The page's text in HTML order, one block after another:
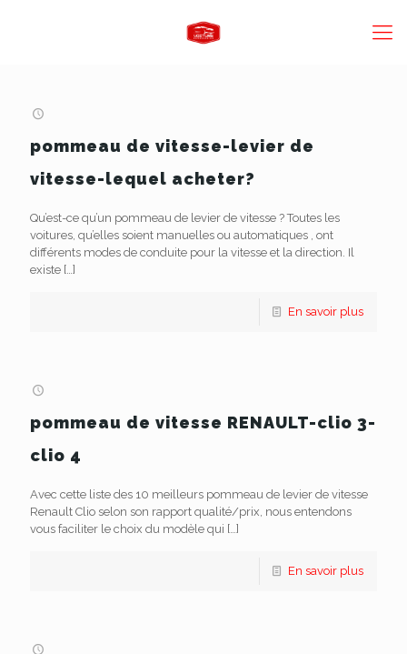
pommeau de vitesse-levier de
vitesse-lequel acheter?
Qu’est-ce qu’un pommeau de levier de vitesse ? Toutes les
voitures, qu’elles soient manuelles ou automatiques , ont
différents modes de conduite pour la vitesse et la direction. Il
existe […]
En savoir plus
pommeau de vitesse RENAULT-clio 3-
clio 4
Avec cette liste des 10 meilleurs pommeau de levier de vitesse
Renault Clio selon son rapport qualité/prix, nous entendons
vous faciliter le choix du modèle qui […]
En savoir plus